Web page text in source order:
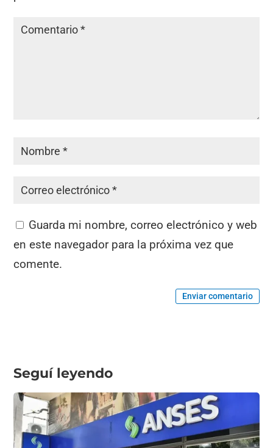
Guarda mi nombre, correo electrónico y web
en este navegador para la próxima vez que
comente.
Enviar comentario
Seguí leyendo